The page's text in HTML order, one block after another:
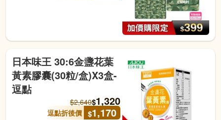
日本味王 30:6金盞花葉
黃素膠囊(30粒/盒)X3盒-
逗點
$2,640$1,320
逗點折後價 $1,170